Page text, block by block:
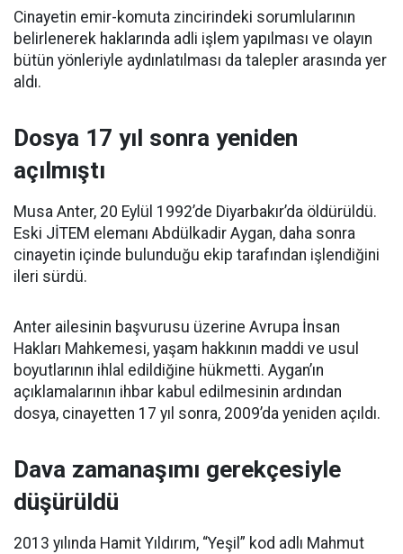
Cinayetin emir-komuta zincirindeki sorumlularının
belirlenerek haklarında adli işlem yapılması ve olayın
bütün yönleriyle aydınlatılması da talepler arasında yer
aldı.
Dosya 17 yıl sonra yeniden
açılmıştı
Musa Anter, 20 Eylül 1992’de Diyarbakır’da öldürüldü.
Eski JİTEM elemanı Abdülkadir Aygan, daha sonra
cinayetin içinde bulunduğu ekip tarafından işlendiğini
ileri sürdü.
Anter ailesinin başvurusu üzerine Avrupa İnsan
Hakları Mahkemesi, yaşam hakkının maddi ve usul
boyutlarının ihlal edildiğine hükmetti. Aygan’ın
açıklamalarının ihbar kabul edilmesinin ardından
dosya, cinayetten 17 yıl sonra, 2009’da yeniden açıldı.
Dava zamanaşımı gerekçesiyle
düşürüldü
2013 yılında Hamit Yıldırım, “Yeşil” kod adlı Mahmut